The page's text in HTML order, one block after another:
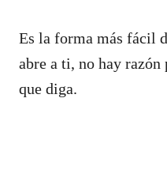
Es la forma más fácil
abre a ti, no hay razón
que diga.